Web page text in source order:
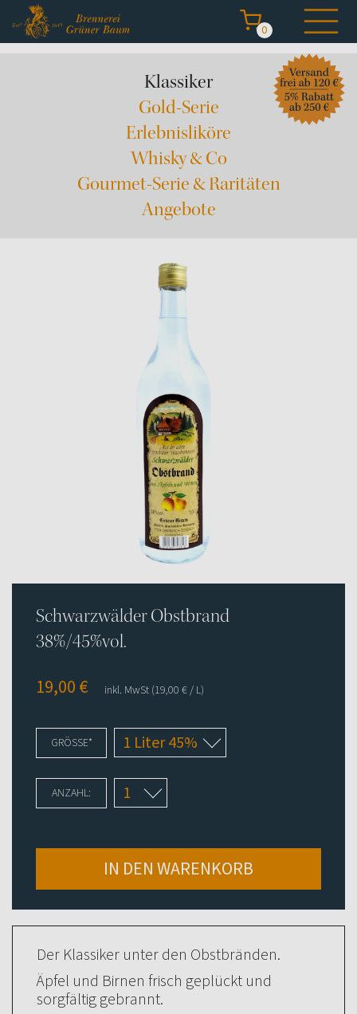
0
Start
Destillate kaufen
Degustation & Events
Angebote
Flaschenpost
Shop
Impressum
Datenschutz
AGB
Klassiker
Gold-Serie
Erlebnisliköre
Whisky & Co
Gourmet-Serie & Raritäten
Angebote
Schwarzwälder Obstbrand
38%/45%vol.
19,00€ inkl. MwSt (19,00 €/ L)
PFLICHTFELD
GRÖSSE *
ANZAHL:
IN DEN WARENKORB
Der Klassiker unter den Obstbränden.
Äpfel und Birnen frisch geplückt und
sorgfältig gebrannt.